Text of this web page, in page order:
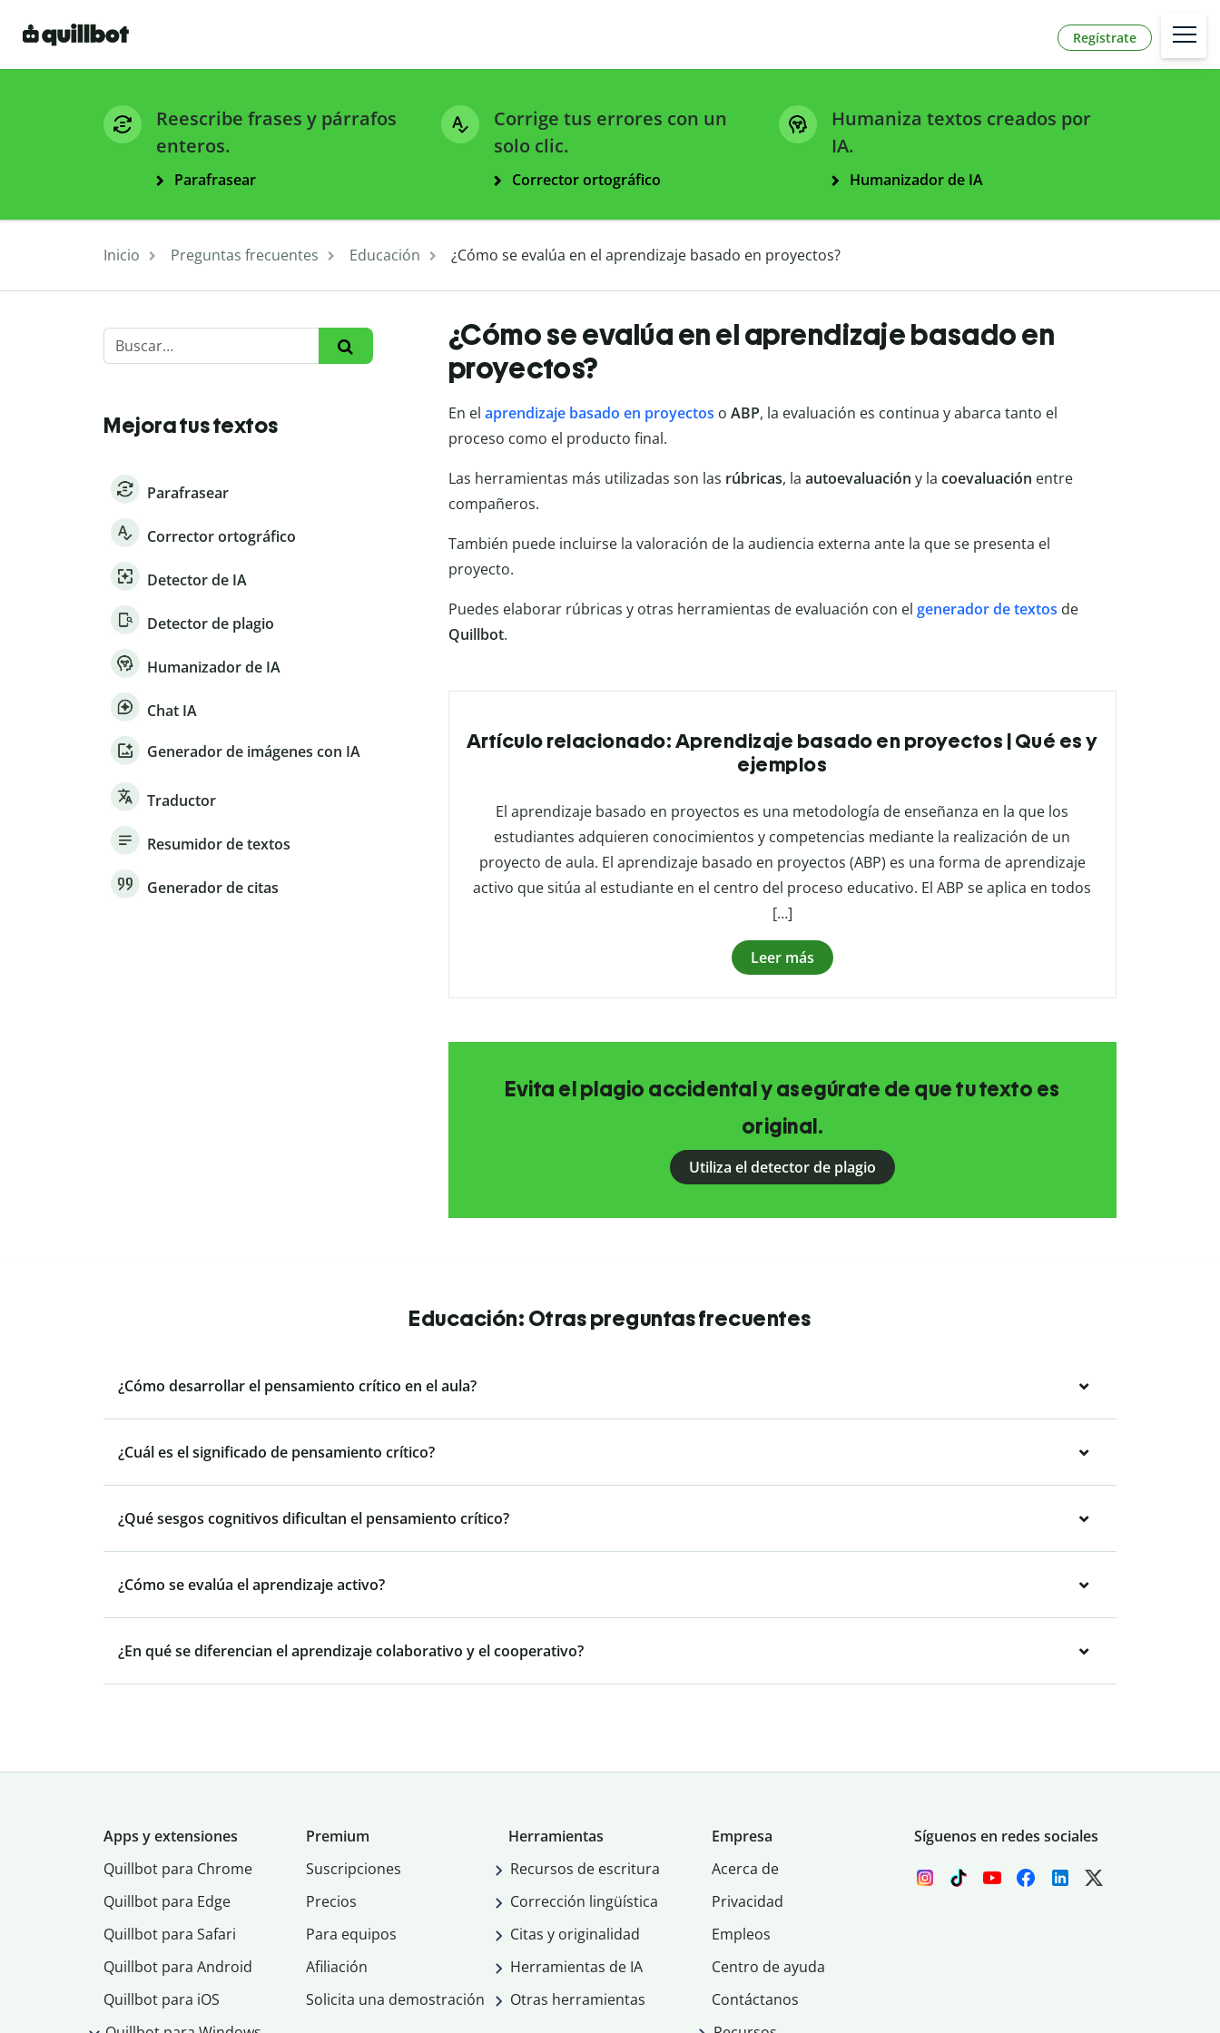
Regístrate
Reescribe frases y párrafos
enteros.
Parafrasear
Corrige tus errores con un
solo clic.
Corrector ortográfico
Humaniza textos creados por
IA.
Humanizador de IA
Inicio Preguntas frecuentes Educación ¿Cómo se evalúa en el aprendizaje basado en proyectos?
Mejora tus textos
Parafrasear
Corrector ortográfico
Detector de IA
Detector de plagio
Humanizador de IA
Chat IA
Generador de imágenes con IA
Traductor
Resumidor de textos
Generador de citas
¿Cómo se evalúa en el aprendizaje basado en
proyectos?
En el aprendizaje basado en proyectos o ABP, la evaluación es continua y abarca tanto el
proceso como el producto final.
Las herramientas más utilizadas son las rúbricas, la autoevaluación y la coevaluación entre
compañeros.
También puede incluirse la valoración de la audiencia externa ante la que se presenta el
proyecto.
Puedes elaborar rúbricas y otras herramientas de evaluación con el generador de textos de
Quillbot.
Artículo relacionado: Aprendizaje basado en proyectos | Qué es y
ejemplos
El aprendizaje basado en proyectos es una metodología de enseñanza en la que los
estudiantes adquieren conocimientos y competencias mediante la realización de un
proyecto de aula. El aprendizaje basado en proyectos (ABP) es una forma de aprendizaje
activo que sitúa al estudiante en el centro del proceso educativo. El ABP se aplica en todos
[…]
Leer más
Evita el plagio accidental y asegúrate de que tu texto es
original.
Utiliza el detector de plagio
Educación: Otras preguntas frecuentes
¿Cómo desarrollar el pensamiento crítico en el aula?
¿Cuál es el significado de pensamiento crítico?
¿Qué sesgos cognitivos dificultan el pensamiento crítico?
¿Cómo se evalúa el aprendizaje activo?
¿En qué se diferencian el aprendizaje colaborativo y el cooperativo?
Apps y extensiones
Quillbot para Chrome
Quillbot para Edge
Quillbot para Safari
Quillbot para Android
Quillbot para iOS
Premium
Suscripciones
Precios
Para equipos
Afiliación
Solicita una demostración
Herramientas
Recursos de escritura
Corrección lingüística
Citas y originalidad
Herramientas de IA
Otras herramientas
Empresa
Acerca de
Privacidad
Empleos
Centro de ayuda
Contáctanos
Síguenos en redes sociales